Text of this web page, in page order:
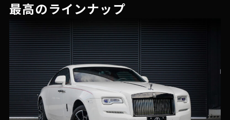
最高のラインナップ